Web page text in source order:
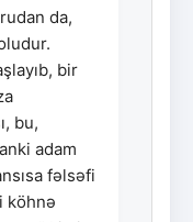
da,
bir
bu,
adam
fəlsəfi
köhnə